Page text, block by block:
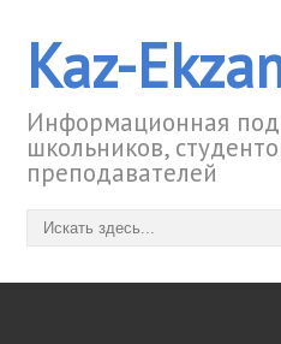
Kaz-
Информационная
школьников,
преподавателей